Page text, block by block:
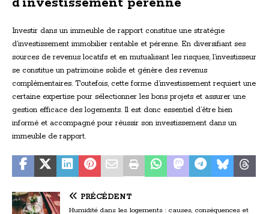
Investir dans un immeuble de rapport constitue une stratégie
d’investissement immobilier rentable et pérenne. En diversifiant ses
sources de revenus locatifs et en mutualisant les risques, l’investisseur
se constitue un patrimoine solide et génère des revenus
complémentaires. Toutefois, cette forme d’investissement requiert une
certaine expertise pour sélectionner les bons projets et assurer une
gestion efficace des logements. Il est donc essentiel d’être bien
informé et accompagné pour réussir son investissement dans un
immeuble de rapport.
PRÉCÉDENT
Humidité dans les logements : causes, conséquences et